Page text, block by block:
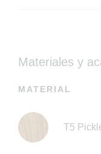
Materiales y
MATERIAL
T5